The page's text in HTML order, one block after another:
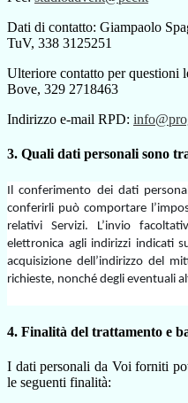
Dati di contatto: Giampaolo
TuV, 338 3125251
Ulteriore contatto per questioni
Bove, 329 2718463
Indirizzo e-mail RPD:
3. Quali dati personali sono
Il conferimento dei dati
conferirli può comportare
relativi Servizi. L’invio
elettronica agli indirizzi indicati
acquisizione dell’indirizzo del
richieste, nonché degli eventuali
4. Finalità del trattamento e
I dati personali da Voi forniti
le seguenti finalità: